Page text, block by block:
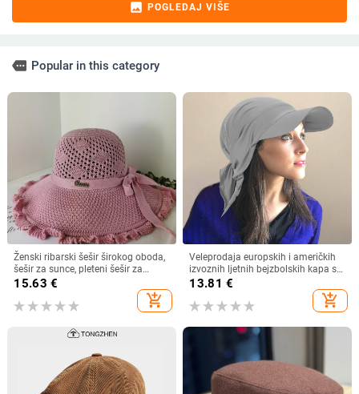
image POGLEDAJ VIŠE
more Popular in this category
Ženski ribarski šešir širokog oboda,
šešir za sunce, pleteni šešir za
sunce, šešir za odmor na plaži, šešir
15.63 €
add_shopping_cart
Veleprodaja europskih i američkih
izvoznih ljetnih bejzbolskih kapa s
vezicom na leđima, vanjski šešir,
13.81 €
add_shopping_cart